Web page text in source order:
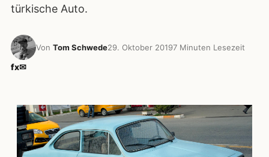
türkische Auto.
Von Tom Schwede29. Oktober 20197 Minuten Lesezeit
fx✉